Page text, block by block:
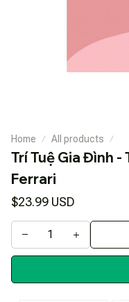
Home All products
Trí Tuệ Gia Đình -
Ferrari
$23.99 USD